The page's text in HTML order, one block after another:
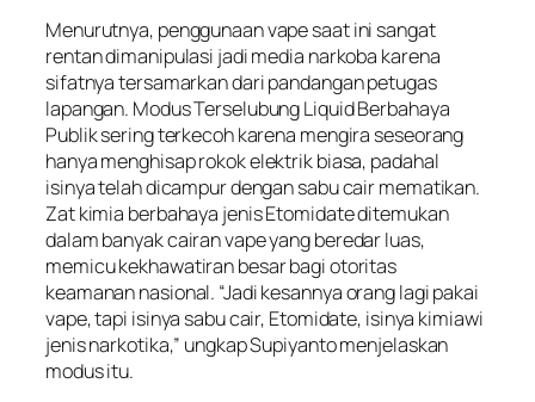
Menurutnya, penggunaan vape saat ini sangat
rentan dimanipulasi jadi media narkoba karena
sifatnya tersamarkan dari pandangan petugas
lapangan. Modus Terselubung Liquid Berbahaya
Publik sering terkecoh karena mengira seseorang
hanya menghisap rokok elektrik biasa, padahal
isinya telah dicampur dengan sabu cair mematikan.
Zat kimia berbahaya jenis Etomidate ditemukan
dalam banyak cairan vape yang beredar luas,
memicu kekhawatiran besar bagi otoritas
keamanan nasional. “Jadi kesannya orang lagi pakai
vape, tapi isinya sabu cair, Etomidate, isinya kimiawi
jenis narkotika,” ungkap Supiyanto menjelaskan
modus itu.